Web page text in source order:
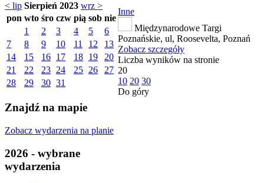
< lip Sierpień 2023 wrz >
pon wto śro czw pią sob nie
1
2 3 4 5
6
7
8 9 10 11 12
13
14
15 16 17 18 19
20
21
22 23 24 25 26
27
28
29 30 31
Znajdź na mapie
Zobacz wydarzenia na planie
2026 - wybrane
wydarzenia
Inne
Międzynarodowe Targi
Poznańskie, ul, Roosevelta, Poznań
Zobacz szczegóły
Liczba wyników na stronie
20
10 20 30
Do góry